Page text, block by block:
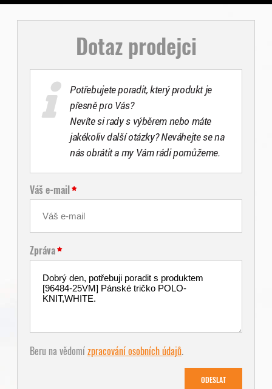
Dotaz prodejci
Potřebujete poradit, který produkt je
přesně pro Vás?
Nevíte si rady s výběrem nebo máte
jakékoliv další otázky? Neváhejte se na
nás obrátit a my Vám rádi pomůžeme.
Váš e-mail
Zpráva
Beru na vědomízpracování osobních údajů.
ODESLAT